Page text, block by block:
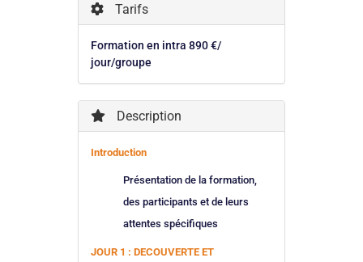
Tarifs
Formation en intra 890 €/
jour/groupe
Description
Introduction
Présentation de la formation,
des participants et de leurs
attentes spécifiques
JOUR 1 : DECOUVERTE ET